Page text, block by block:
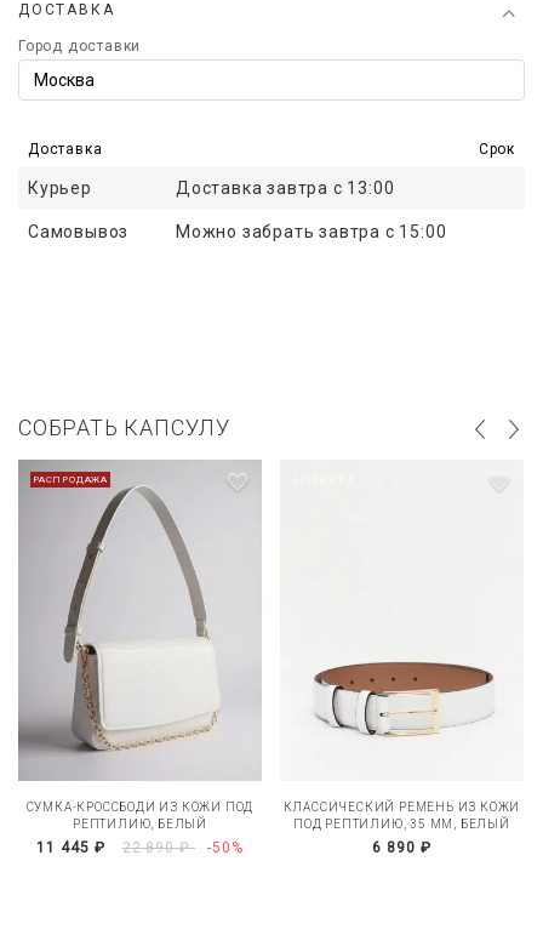
ДОСТАВКА
Город доставки
Доставка Срок
Курьер Доставка завтра с 13:00
Самовывоз Можно забрать завтра с 15:00
СОБРАТЬ КАПСУЛУ
РАСПРОДАЖА
СУМКА-КРОССБОДИ ИЗ КОЖИ ПОД
РЕПТИЛИЮ, БЕЛЫЙ
11 445 ₽ 22 890 ₽ -50%
КЛАССИЧЕСКИЙ РЕМЕНЬ ИЗ КОЖИ
ПОД РЕПТИЛИЮ, 35 ММ, БЕЛЫЙ
6 890 ₽